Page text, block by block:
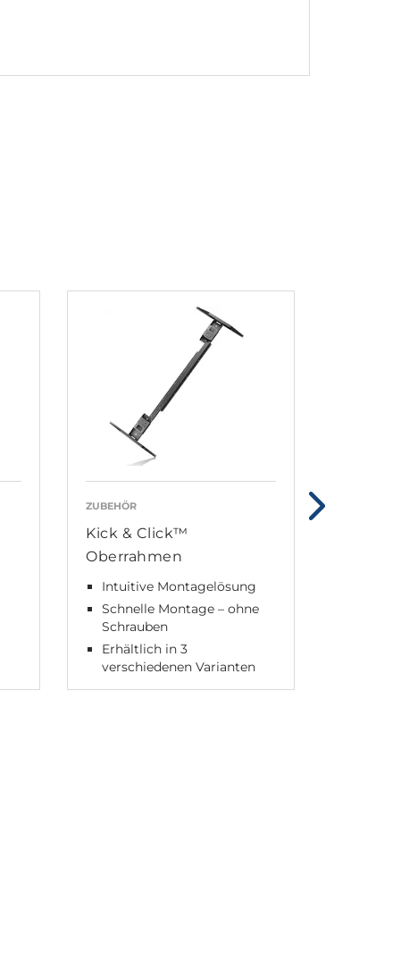
ZUBEHÖR
Kick & Click™
Oberrahmen
Intuitive Montagelösung
Schnelle Montage – ohne
Schrauben
Erhältlich in 3
verschiedenen Varianten